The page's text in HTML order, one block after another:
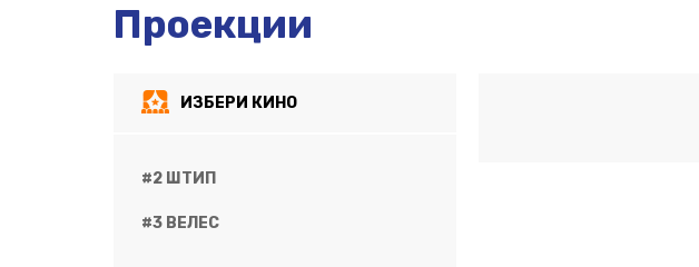
Проекции
ИЗБЕРИ КИНО
#2 ШТИП
#3 ВЕЛЕС